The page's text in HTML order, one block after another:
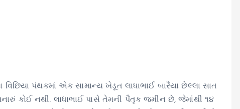
વિછિયા પંથકમાં એક સામાન્ય ખેડૂત લાધાભાઈ બારૈયા છેલ્લા સાત
કોઈ નથી. લાધાભાઈ પાસે તેમની પૈતૃક જમીન છે, જેમાંથી ૧૪